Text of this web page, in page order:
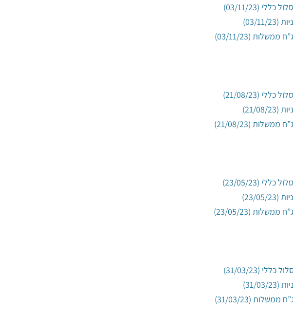
(31/03/23)